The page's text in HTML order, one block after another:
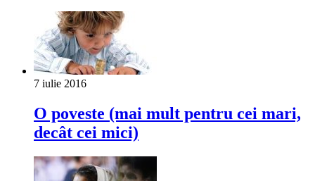
7 iulie 2016
O poveste (mai mult pentru cei mari,
decât cei mici)